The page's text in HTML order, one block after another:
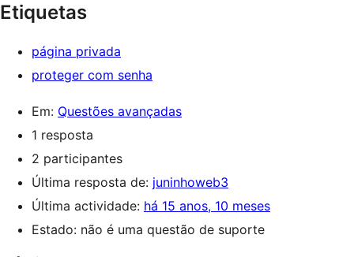
Etiquetas
página privada
proteger com senha
Em: Questões avançadas
1 resposta
2 participantes
Última resposta de: juninhoweb3
Última actividade: há 15 anos, 10 meses
Estado: não é uma questão de suporte